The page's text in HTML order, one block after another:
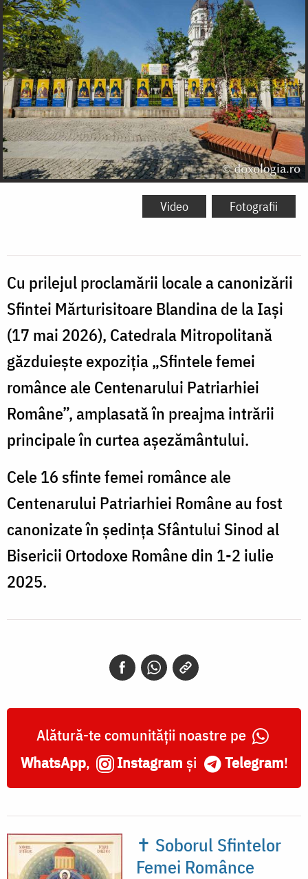
Video Fotografii
Cu prilejul proclamării locale a canonizării
Sfintei Mărturisitoare Blandina de la Iași
(17 mai 2026), Catedrala Mitropolitană
găzduiește expoziția „Sfintele femei
românce ale Centenarului Patriarhiei
Române”, amplasată în preajma intrării
principale în curtea așezământului.
Cele 16 sfinte femei românce ale
Centenarului Patriarhiei Române au fost
canonizate în ședința Sfântului Sinod al
Bisericii Ortodoxe Române din 1-2 iulie
2025.
Alătură-te comunității noastre pe
WhatsApp, Instagram și Telegram!
✝ Soborul Sfintelor
Femei Românce